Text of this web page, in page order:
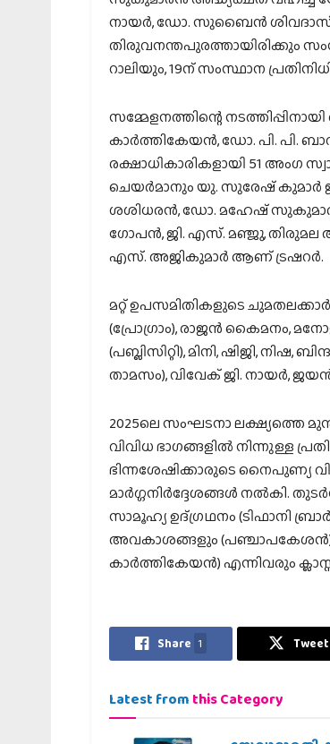
നായര്‍, ഡോ. സുബൈന്‍ ശിവദാസ്
തിരുവനന്തപുരത്തായിരിക്കും
റാലിയും, 19ന് സംസ്ഥാന
സമ്മേളനത്തിന്റെ
കാര്‍ത്തികേയന്‍, ഡോ. പി. പി.
രക്ഷാധികാരികളായി 51
ചെയര്‍മാനും യു. സുരേഷ് കുമാര്‍
ശശിധരന്‍, ഡോ. മഹേഷ്
ഗോപന്‍, ജി. എസ്. മഞ്ജു, തിരുമല
എസ്. അജികുമാര്‍ ആണ് ട്രഷറര്‍.
മറ്റ് ഉപസമിതികളുടെ
(പ്രോഗ്രാം), രാജന്‍ കൈമനം,
(പബ്ലിസിറ്റി), മിനി, ഷിജി,
താമസം), വിവേക് ജി. നായര്‍,
2025ലെ സംഘടനാ ലക്ഷ്യത്തെ
വിവിധ ഭാഗങ്ങളില്‍ നിന്നുള്ള
ഭിന്നശേഷിക്കാരുടെ നൈപുണ്യ
മാര്‍ഗ്ഗനിര്‍ദ്ദേശങ്ങള്‍ നല്‍കി.
സാമൂഹ്യ ഉദ്ഗ്രഥനം (ടിഫാനി
അവകാശങ്ങളും
കാര്‍ത്തികേയന്‍) എന്നിവരും
Share 1 Tweet
Latest from this Category